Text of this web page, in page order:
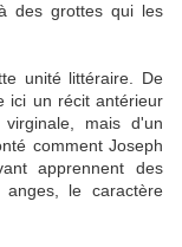
des grottes qui les
unité littéraire. De
ici un récit antérieur
mais d'un
comment Joseph
apprennent des
le caractère